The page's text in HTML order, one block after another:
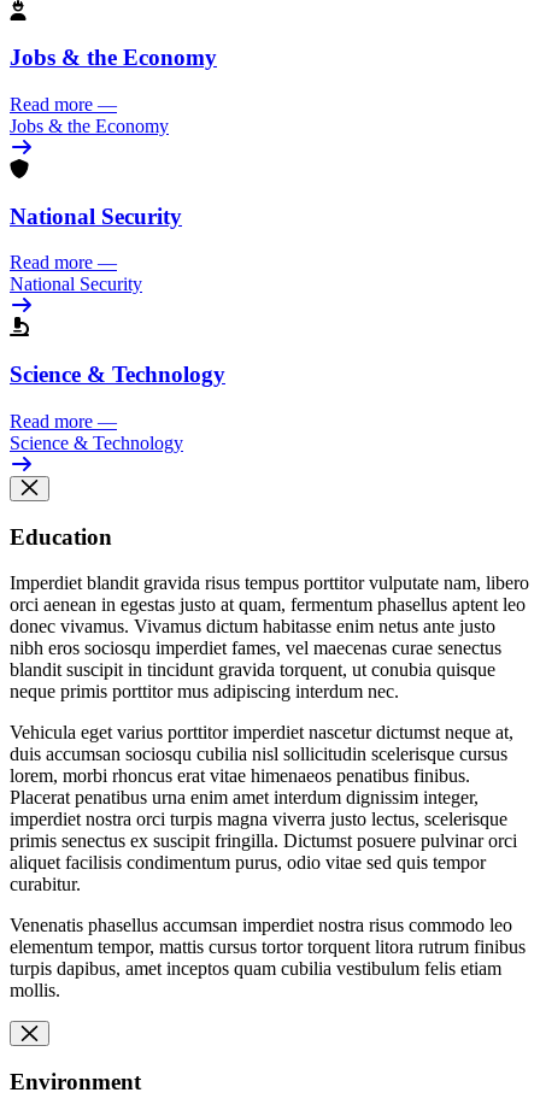
Jobs & the Economy
Read more —
Jobs & the Economy
National Security
Read more —
National Security
Science & Technology
Read more —
Science & Technology
Education
Imperdiet blandit gravida risus tempus porttitor vulputate nam, libero
orci aenean in egestas justo at quam, fermentum phasellus aptent leo
donec vivamus. Vivamus dictum habitasse enim netus ante justo
nibh eros sociosqu imperdiet fames, vel maecenas curae senectus
blandit suscipit in tincidunt gravida torquent, ut conubia quisque
neque primis porttitor mus adipiscing interdum nec.
Vehicula eget varius porttitor imperdiet nascetur dictumst neque at,
duis accumsan sociosqu cubilia nisl sollicitudin scelerisque cursus
lorem, morbi rhoncus erat vitae himenaeos penatibus finibus.
Placerat penatibus urna enim amet interdum dignissim integer,
imperdiet nostra orci turpis magna viverra justo lectus, scelerisque
primis senectus ex suscipit fringilla. Dictumst posuere pulvinar orci
aliquet facilisis condimentum purus, odio vitae sed quis tempor
curabitur.
Venenatis phasellus accumsan imperdiet nostra risus commodo leo
elementum tempor, mattis cursus tortor torquent litora rutrum finibus
turpis dapibus, amet inceptos quam cubilia vestibulum felis etiam
mollis.
Environment